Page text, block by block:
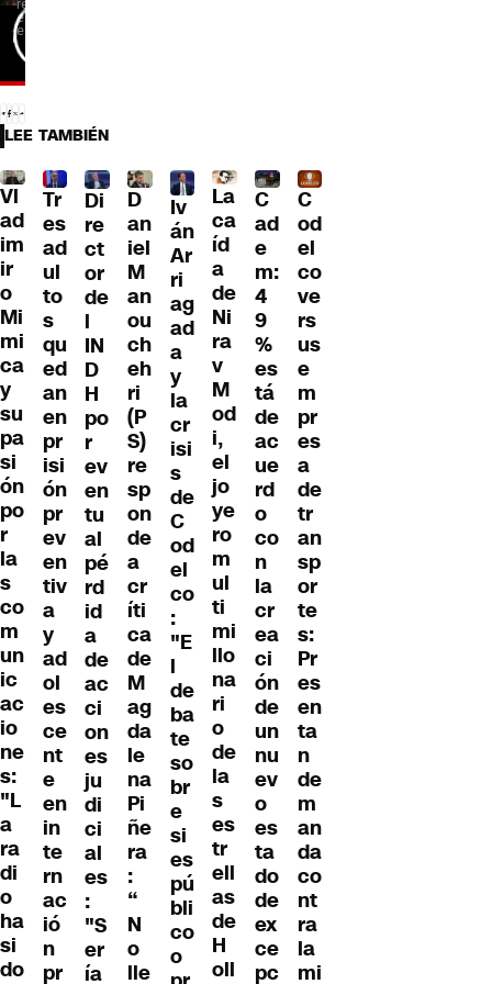
LEE TAMBIÉN
Vl
ad
im
ir
o
Mi
mi
ca
y
su
pa
si
ón
po
r
la
s
co
m
un
ic
ac
io
ne
s:
"L
a
ra
di
o
ha
si
do
Tr
es
ad
ul
to
s
qu
ed
an
en
pr
isi
ón
pr
ev
en
tiv
a
y
ad
ol
es
ce
nt
e
en
in
te
rn
ac
ió
n
pr
Di
re
ct
or
de
l
IN
D
H
po
r
ev
en
tu
al
pé
rd
id
a
de
ac
ci
on
es
ju
di
ci
al
es
:
"S
er
ía
D
an
iel
M
an
ou
ch
eh
ri
(P
S)
re
sp
on
de
a
cr
íti
ca
de
M
ag
da
le
na
Pi
ñe
ra
:
“
N
o
lle
Iv
án
Ar
ri
ag
ad
a
y
la
cr
isi
s
de
C
od
el
co
:
"E
l
de
ba
te
so
br
e
si
es
pú
bli
co
o
La
ca
íd
a
de
Ni
ra
v
M
od
i,
el
jo
ye
ro
m
ul
ti
mi
llo
na
ri
o
de
la
s
es
tr
ell
as
de
H
oll
C
ad
e
m:
4
9
%
es
tá
de
ac
ue
rd
o
co
n
la
cr
ea
ci
ón
de
un
nu
ev
o
es
ta
do
de
ex
ce
pc
C
od
el
co
ve
rs
us
e
m
pr
es
a
de
tr
an
sp
or
te
s:
Pr
es
en
ta
n
de
m
an
da
co
nt
ra
la
mi